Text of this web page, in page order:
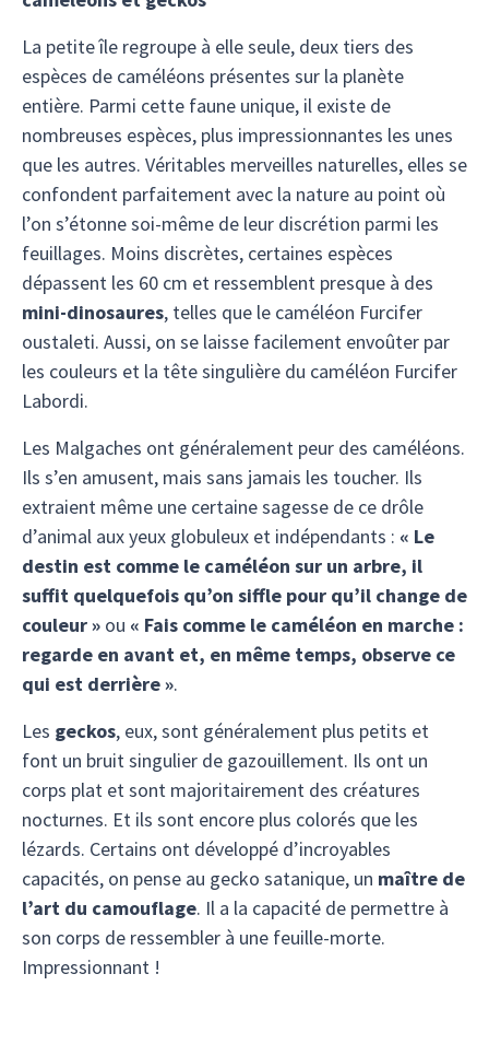
La petite île regroupe à elle seule, deux tiers des
espèces de caméléons présentes sur la planète
entière. Parmi cette faune unique, il existe de
nombreuses espèces, plus impressionnantes les unes
que les autres. Véritables merveilles naturelles, elles se
confondent parfaitement avec la nature au point où
l’on s’étonne soi-même de leur discrétion parmi les
feuillages. Moins discrètes, certaines espèces
dépassent les 60 cm et ressemblent presque à des
mini-dinosaures, telles que le caméléon Furcifer
oustaleti. Aussi, on se laisse facilement envoûter par
les couleurs et la tête singulière du caméléon Furcifer
Labordi.
Les Malgaches ont généralement peur des caméléons.
Ils s’en amusent, mais sans jamais les toucher. Ils
extraient même une certaine sagesse de ce drôle
d’animal aux yeux globuleux et indépendants : « Le
destin est comme le caméléon sur un arbre, il
suffit quelquefois qu’on siffle pour qu’il change de
couleur » ou « Fais comme le caméléon en marche :
regarde en avant et, en même temps, observe ce
qui est derrière ».
Les geckos, eux, sont généralement plus petits et
font un bruit singulier de gazouillement. Ils ont un
corps plat et sont majoritairement des créatures
nocturnes. Et ils sont encore plus colorés que les
lézards. Certains ont développé d’incroyables
capacités, on pense au gecko satanique, un maître de
l’art du camouflage. Il a la capacité de permettre à
son corps de ressembler à une feuille-morte.
Impressionnant !